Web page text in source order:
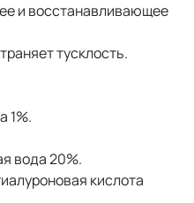
и восстанавливающее
тусклость.
1%.
вода 20%.
кислота